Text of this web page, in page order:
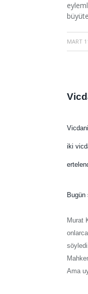
MART
iki
Bugün
Murat
Ama